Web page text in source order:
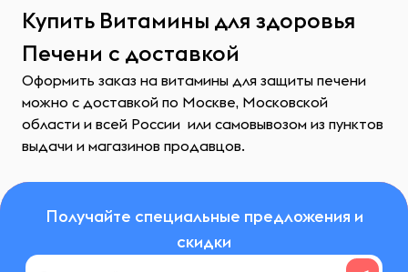
Купить Витамины для здоровья
Печени с доставкой
Оформить заказ на витамины для защиты печени
можно с доставкой по Москве, Московской
области и всей России или самовывозом из пунктов
выдачи и магазинов продавцов.
Получайте специальные предложения и
скидки